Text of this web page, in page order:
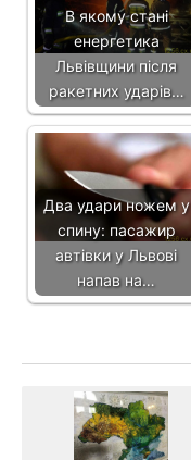
В якому стані
енергетика
Львівщини після
ракетних ударів…
Два удари ножем у
спину: пасажир
автівки у Львові
напав на…